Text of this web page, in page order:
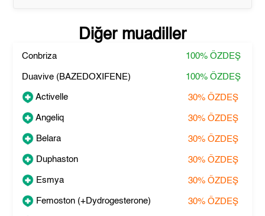
Diğer muadiller
Conbriza 100% ÖZDEŞ
Duavive (BAZEDOXIFENE) 100% ÖZDEŞ
Activelle 30% ÖZDEŞ
Angeliq 30% ÖZDEŞ
Belara 30% ÖZDEŞ
Duphaston 30% ÖZDEŞ
Esmya 30% ÖZDEŞ
Femoston (+Dydrogesterone) 30% ÖZDEŞ